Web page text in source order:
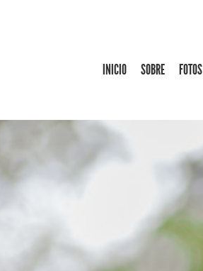
INICIO SOBRE FOTOS